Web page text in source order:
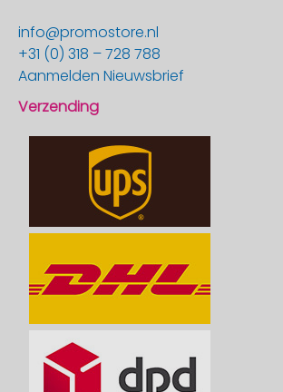
info@promostore.nl
+31 (0) 318 – 728 788
Aanmelden Nieuwsbrief
Verzending